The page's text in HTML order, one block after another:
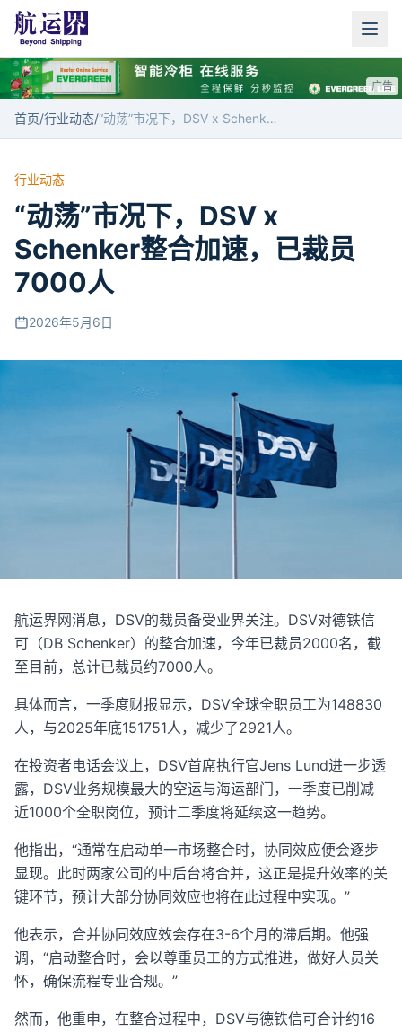
广告
首页/行业动态/ “动荡”市况下，DSV x Schenker整合加速，已裁员7000人
行业动态
“动荡”市况下，DSV x
Schenker整合加速，已裁员
7000人
2026年5月6日
航运界网消息，DSV的裁员备受业界关注。DSV对德铁信
可（DB Schenker）的整合加速，今年已裁员2000名，截
至目前，总计已裁员约7000人。
具体而言，一季度财报显示，DSV全球全职员工为148830
人，与2025年底151751人，减少了2921人。
在投资者电话会议上，DSV首席执行官Jens Lund进一步透
露，DSV业务规模最大的空运与海运部门，一季度已削减
近1000个全职岗位，预计二季度将延续这一趋势。
他指出，“通常在启动单一市场整合时，协同效应便会逐步
显现。此时两家公司的中后台将合并，这正是提升效率的关
键环节，预计大部分协同效应也将在此过程中实现。”
他表示，合并协同效应效会存在3-6个月的滞后期。他强
调，“启动整合时，会以尊重员工的方式推进，做好人员关
怀，确保流程专业合规。”
然而，他重申，在整合过程中，DSV与德铁信可合计约16